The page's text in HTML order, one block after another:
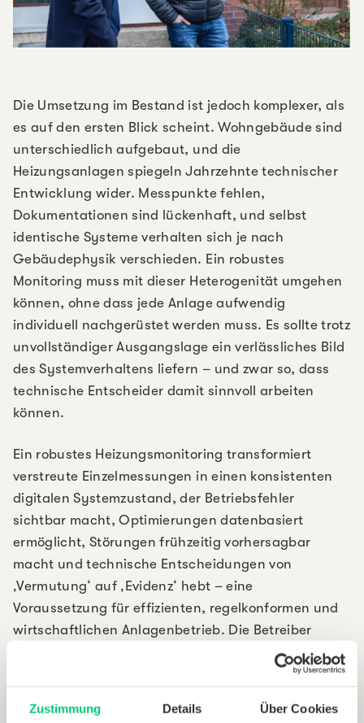
Zustimmung Details Über Cookies
Die Umsetzung im Bestand ist jedoch komplexer, als
es auf den ersten Blick scheint. Wohngebäude sind
unterschiedlich aufgebaut, und die
Heizungsanlagen spiegeln Jahrzehnte technischer
Entwicklung wider. Messpunkte fehlen,
Dokumentationen sind lückenhaft, und selbst
identische Systeme verhalten sich je nach
Gebäudephysik verschieden. Ein robustes
Monitoring muss mit dieser Heterogenität umgehen
können, ohne dass jede Anlage aufwendig
individuell nachgerüstet werden muss. Es sollte trotz
unvollständiger Ausgangslage ein verlässliches Bild
des Systemverhaltens liefern – und zwar so, dass
technische Entscheider damit sinnvoll arbeiten
können.
Ein robustes Heizungsmonitoring transformiert
verstreute Einzelmessungen in einen konsistenten
digitalen Systemzustand, der Betriebsfehler
sichtbar macht, Optimierungen datenbasiert
ermöglicht, Störungen frühzeitig vorhersagbar
macht und technische Entscheidungen von
‚Vermutung‘ auf ‚Evidenz‘ hebt – eine
Voraussetzung für effizienten, regelkonformen und
wirtschaftlichen Anlagenbetrieb. Die Betreiber
erhalten belastbare Einblicke in den energetischen
Datenbasis unterstützt zudem das ESG-Reporting